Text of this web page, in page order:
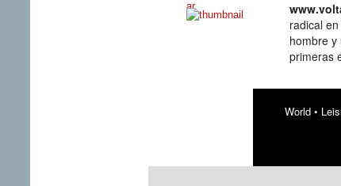
radical
hombre y
primeras
World •